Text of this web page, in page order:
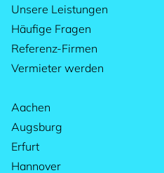
Unsere Leistungen
Häufige Fragen
Referenz-Firmen
Vermieter werden
Aachen
Augsburg
Erfurt
Hannover